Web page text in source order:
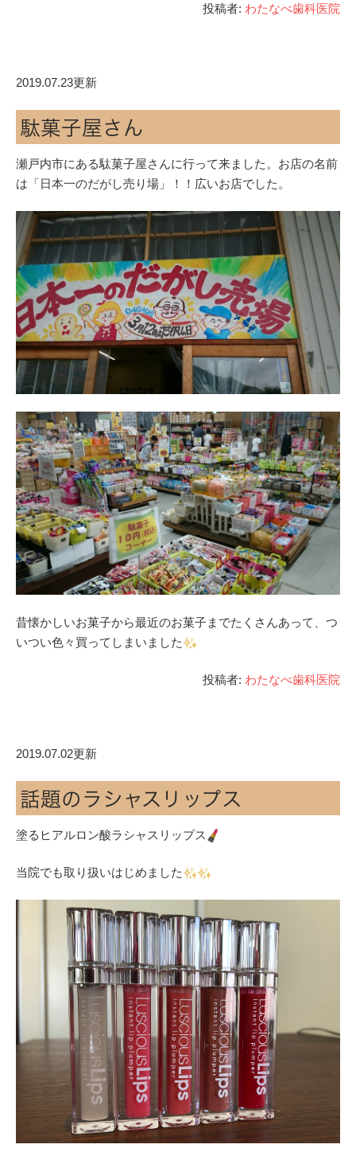
投稿者: わたなべ歯科医院
2019.07.23更新
駄菓子屋さん
瀬戸内市にある駄菓子屋さんに行って来ました。お店の名前
は「日本一のだがし売り場」！！広いお店でした。
昔懐かしいお菓子から最近のお菓子までたくさんあって、つ
いつい色々買ってしまいました
投稿者: わたなべ歯科医院
2019.07.02更新
話題のラシャスリップス
塗るヒアルロン酸ラシャスリップス
当院でも取り扱いはじめました